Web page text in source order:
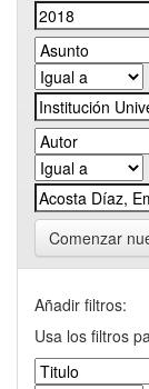
Comenzar
Añadir filtros:
Usa los filtros